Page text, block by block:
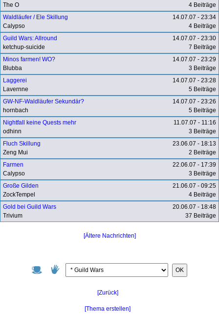
OK
[Zurück]
[Thema erstellen]
The O
4 Beiträge
Waldläufer / Ele Skillung
14.07.07 - 23:34
Calypso
4 Beiträge
Guild Wars: Allround
14.07.07 - 23:30
ketchup-suicide
7 Beiträge
Minos farmen! WO?
14.07.07 - 23:29
Blubba
3 Beiträge
Laggerei
14.07.07 - 23:28
Lavernne
5 Beiträge
GW-NF-Waldläufer Sekundär?
14.07.07 - 23:26
hornbach
5 Beiträge
Nightfall keine Quests mehr
11.07.07 - 11:16
odhinn
3 Beiträge
Fluch Skillung
23.06.07 - 18:13
Zeng Mui
2 Beiträge
Farmen
22.06.07 - 17:39
Calypso
3 Beiträge
Große Gilden
21.06.07 - 09:25
ZockTempel
4 Beiträge
Gold bei Guild Wars
20.06.07 - 18:48
Trivium
37 Beiträge
[Ältere Nachrichten]